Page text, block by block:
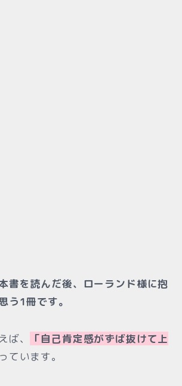
書を読んだ後、ローランド様に抱
う1冊です。
ば、
「自己肯定感がずば抜けて上
ています。